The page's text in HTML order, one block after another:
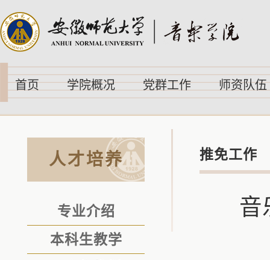
首页 学院概况 党群工作 师资队伍
人才培养
专业介绍
本科生教学
推免工作
音